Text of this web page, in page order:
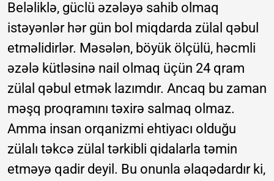
Beləliklə, güclü əzələyə sahib olmaq
istəyənlər hər gün bol miqdarda zülal qəbul
etməlidirlər. Məsələn, böyük ölçülü, həcmli
əzələ kütləsinə nail olmaq üçün 24 qram
zülal qəbul etmək lazımdır. Ancaq bu zaman
məşq proqramını təxirə salmaq olmaz.
Amma insan orqanizmi ehtiyacı olduğu
zülalı təkcə zülal tərkibli qidalarla təmin
etməyə qadir deyil. Bu onunla əlaqədardır ki,